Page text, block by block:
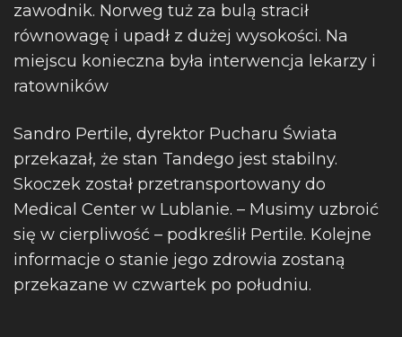
zawodnik. Norweg tuż za bulą stracił
równowagę i upadł z dużej wysokości. Na
miejscu konieczna była interwencja lekarzy i
ratowników
Sandro Pertile, dyrektor Pucharu Świata
przekazał, że stan Tandego jest stabilny.
Skoczek został przetransportowany do
Medical Center w Lublanie. – Musimy uzbroić
się w cierpliwość – podkreślił Pertile. Kolejne
informacje o stanie jego zdrowia zostaną
przekazane w czwartek po południu.